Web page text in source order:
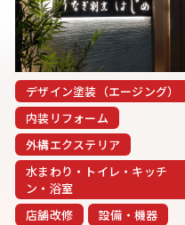
ぞお気軽にご相談くだ
デザイン塗装（エージング）
内装リフォーム
外構エクステリア
水まわり・トイレ・キッチ
ン・浴室
店舗改修
設備・機器